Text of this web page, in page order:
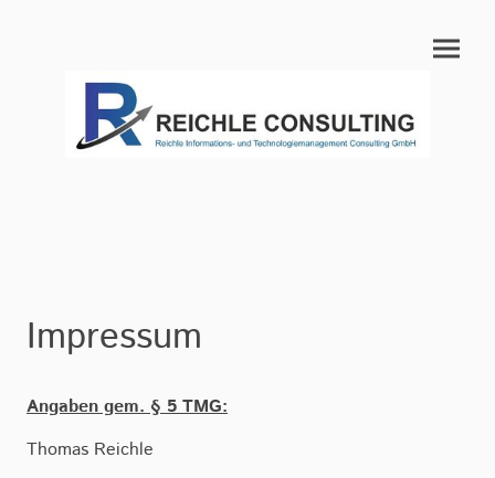
Impressum
Angaben gem. § 5 TMG:
Thomas Reichle